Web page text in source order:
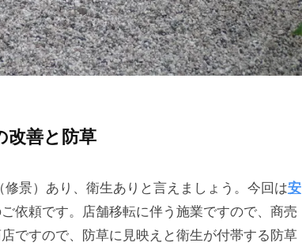
改善と防草
景）あり、衛生ありと言えましょう。今回は安
依頼です。店舗移転に伴う施業ですので、商売
ですので、防草に見映えと衛生が付帯する防草